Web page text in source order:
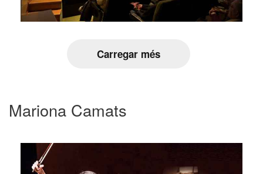
Carregar més
Mariona Camats